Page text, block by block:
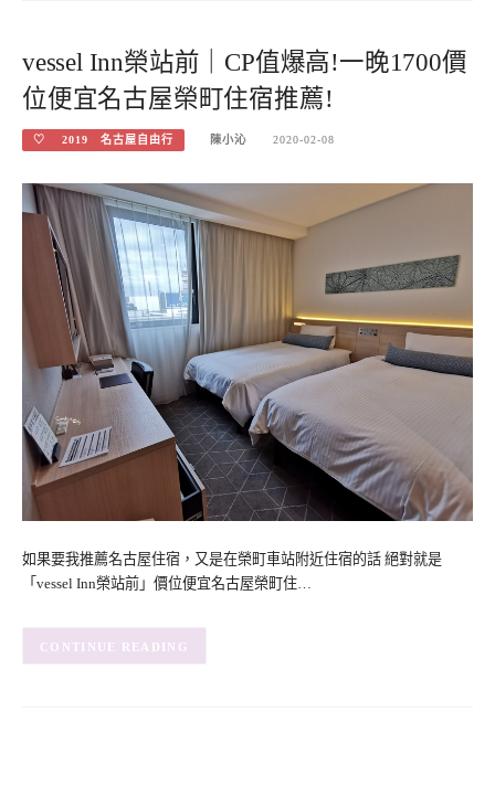
vessel Inn榮站前｜CP值爆高!一晚1700價
位便宜名古屋榮町住宿推薦!
♡ 2019 名古屋自由行 陳小沁 2020-02-08
如果要我推薦名古屋住宿，又是在榮町車站附近住宿的話 絕對就是
「vessel Inn榮站前」價位便宜名古屋榮町住…
CONTINUE READING